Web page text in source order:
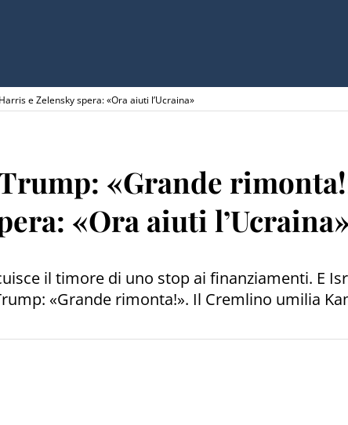
e Zelensky spera: «Ora aiuti l’Ucraina»
«Grande
«Ora aiuti
il timore di uno stop ai finanziamenti. E
«Grande rimonta!». Il Cremlino umilia